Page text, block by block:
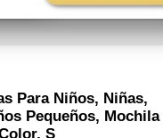
Para Niños, Niñas,
Pequeños, Mochila
S